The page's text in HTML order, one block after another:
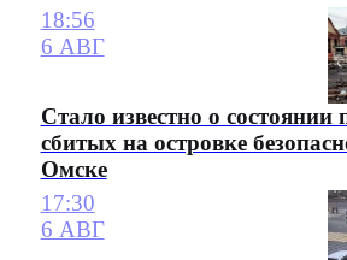
18:56
6 АВГ
Стало известно о состоянии
сбитых на островке
Омске
17:30
6 АВГ